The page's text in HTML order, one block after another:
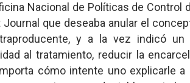
Nacional de Políticas de Control
Journal que deseaba anular el
y a la vez indicó
al tratamiento, reducir la
cómo intente uno explicarle a